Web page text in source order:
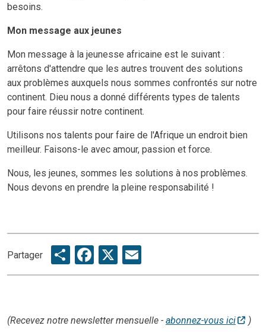
besoins.
Mon message aux jeunes
Mon message à la jeunesse africaine est le suivant :
arrêtons d'attendre que les autres trouvent des solutions
aux problèmes auxquels nous sommes confrontés sur notre
continent. Dieu nous a donné différents types de talents
pour faire réussir notre continent.
Utilisons nos talents pour faire de l'Afrique un endroit bien
meilleur. Faisons-le avec amour, passion et force.
Nous, les jeunes, sommes les solutions à nos problèmes.
Nous devons en prendre la pleine responsabilité !
Partager ShareFacebook
X
(Recevez notre newsletter mensuelle - abonnez-vous ici )